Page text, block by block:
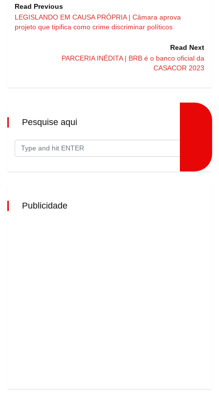
Read Previous
LEGISLANDO EM CAUSA PRÓPRIA | Câmara aprova
projeto que tipifica como crime discriminar políticos
Read Next
PARCERIA INÉDITA | BRB é o banco oficial da
CASACOR 2023
Pesquise aqui
Publicidade